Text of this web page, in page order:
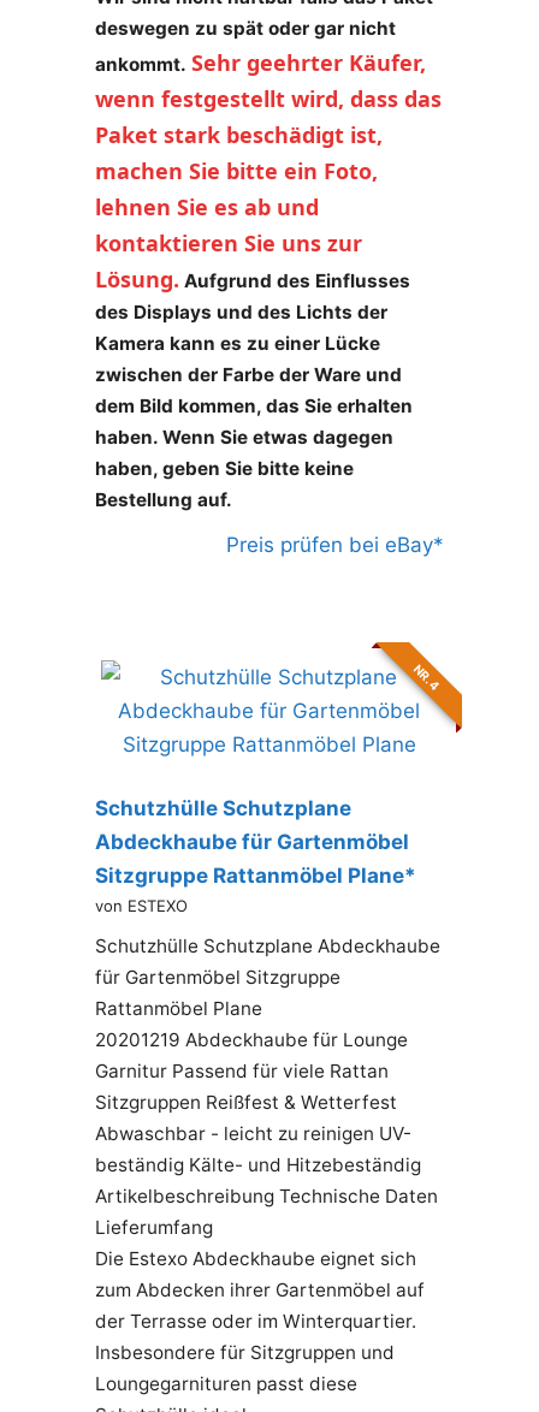
deswegen zu spät oder gar nicht
ankommt. Sehr geehrter Käufer,
wenn festgestellt wird, dass das
Paket stark beschädigt ist,
machen Sie bitte ein Foto,
lehnen Sie es ab und
kontaktieren Sie uns zur
Lösung. Aufgrund des Einflusses
des Displays und des Lichts der
Kamera kann es zu einer Lücke
zwischen der Farbe der Ware und
dem Bild kommen, das Sie erhalten
haben. Wenn Sie etwas dagegen
haben, geben Sie bitte keine
Bestellung auf.
Preis prüfen bei eBay*
NR. 4
Schutzhülle Schutzplane
Abdeckhaube für Gartenmöbel
Sitzgruppe Rattanmöbel Plane*
von ESTEXO
Schutzhülle Schutzplane Abdeckhaube
für Gartenmöbel Sitzgruppe
Rattanmöbel Plane
20201219 Abdeckhaube für Lounge
Garnitur Passend für viele Rattan
Sitzgruppen Reißfest & Wetterfest
Abwaschbar - leicht zu reinigen UV-
beständig Kälte- und Hitzebeständig
Artikelbeschreibung Technische Daten
Lieferumfang
Die Estexo Abdeckhaube eignet sich
zum Abdecken ihrer Gartenmöbel auf
der Terrasse oder im Winterquartier.
Insbesondere für Sitzgruppen und
Loungegarnituren passt diese